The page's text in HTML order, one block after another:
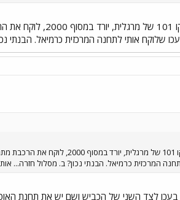
א. לוקח את קו 101
שלוקח אותי לתחנה המרכזית כרמיאל. הבנתי
א. לוקח את קו 101 של
המרכזית כרמיאל. הבנתי נכון? ב. מסלול חזרה...